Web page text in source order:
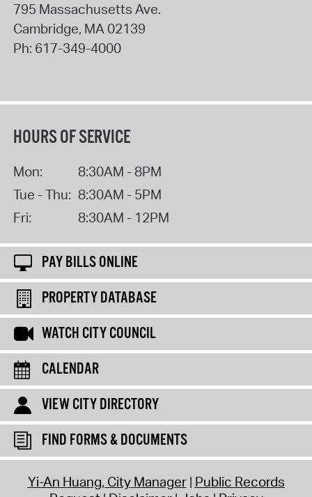
795 Massachusetts Ave.
Cambridge, MA02139
Ph: 617-349-4000
HOURS OF SERVICE
Mon:
8:30AM - 8PM
Tue - Thu: 8:30AM - 5PM
Fri:
8:30AM - 12PM
PAY BILLS ONLINE
PROPERTY DATABASE
WATCH CITY COUNCIL
CALENDAR
VIEW CITY DIRECTORY
FIND FORMS & DOCUMENTS
Yi-An Huang, City Manager Public Records